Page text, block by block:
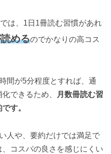
は、1日1冊読む習慣があれ
めるのでかなりの高コス
間が5分程度とすれば、通
できるため、
月数冊読む習
す。
人や、要約だけでは満足で
コスパの良さを感じにくい